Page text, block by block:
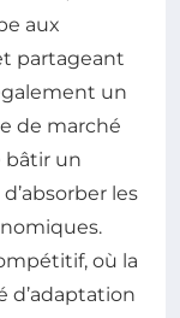
aux
partageant
un
de marché
bâtir un
les
où la
d’adaptation